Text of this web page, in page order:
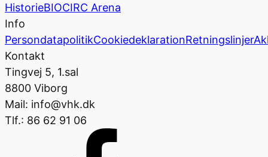
HistorieBIOCIRC Arena
Info
PersondatapolitikCookiedeklarationRetningslinjer
Kontakt
Tingvej 5, 1.sal
8800 Viborg
Mail: info@vhk.dk
Tlf.: 86 62 91 06